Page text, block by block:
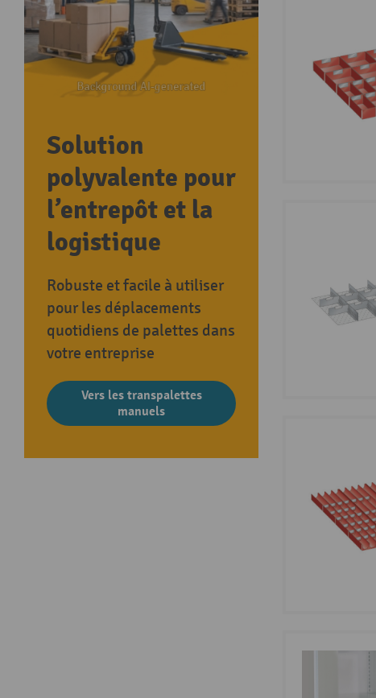
Solution
polyvalente pour
l’entrepôt et la
logistique
Robuste et facile à utiliser
pour les déplacements
quotidiens de palettes dans
votre entreprise
Vers les transpalettes
manuels